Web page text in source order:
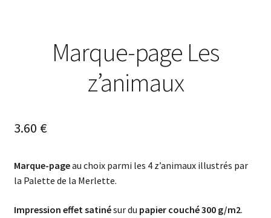
Marque-page Les
z’animaux
3.60 €
Marque-pageau choix parmi les 4 z’animaux illustrés par
la Palette de la Merlette.
Impression effet satinésur du papier couché 300 g/m2.